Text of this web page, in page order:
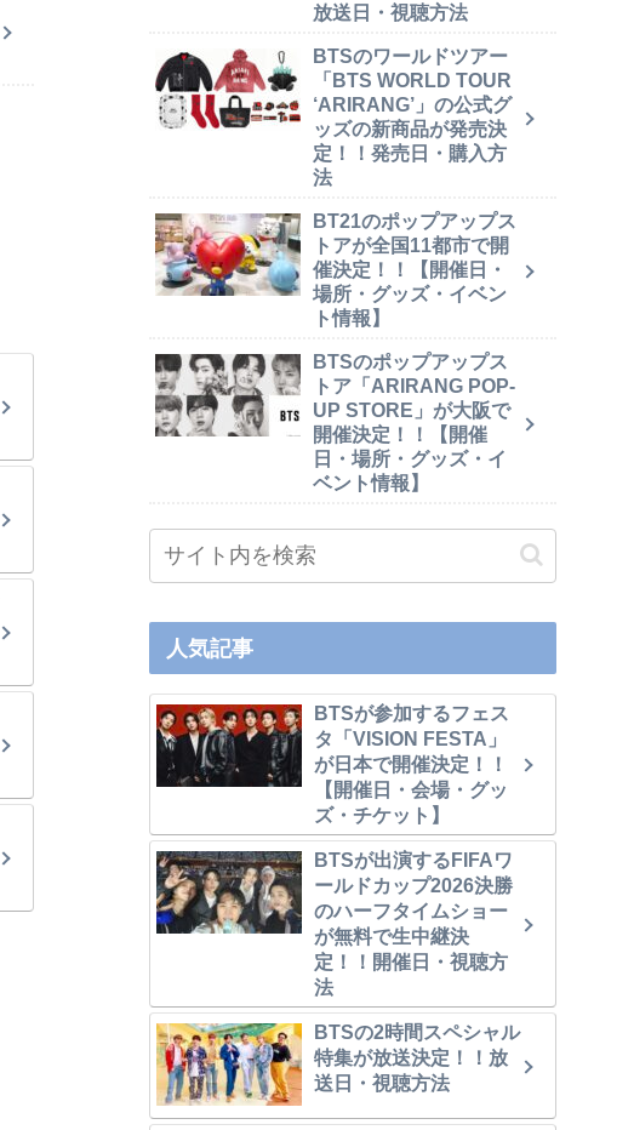
放送日・視聴方法
BTSのワールドツアー
「BTS WORLD TOUR
‘ARIRANG’」の公式グ
ッズの新商品が発売決
定！！発売日・購入方
法
BT21のポップアップス
トアが全国11都市で開
催決定！！【開催日・
場所・グッズ・イベン
ト情報】
BTSのポップアップス
トア「ARIRANG POP-
UP STORE」が大阪で
開催決定！！【開催
日・場所・グッズ・イ
ベント情報】
人気記事
BTSが参加するフェス
タ「VISION FESTA」
が日本で開催決定！！
【開催日・会場・グッ
ズ・チケット】
BTSが出演するFIFAワ
ールドカップ2026決勝
のハーフタイムショー
が無料で生中継決
定！！開催日・視聴方
法
BTSの2時間スペシャル
特集が放送決定！！放
送日・視聴方法